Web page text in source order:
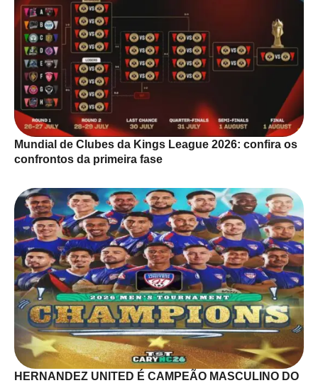
Mundial de Clubes da Kings League 2026: confira os
confrontos da primeira fase
HERNANDEZ UNITED É CAMPEÃO MASCULINO DO